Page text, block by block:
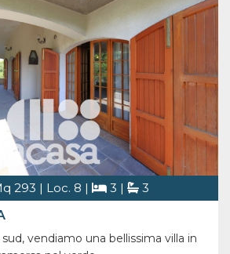
293 | Loc. 8 | 3 |
3
vendiamo una bellissima villa in